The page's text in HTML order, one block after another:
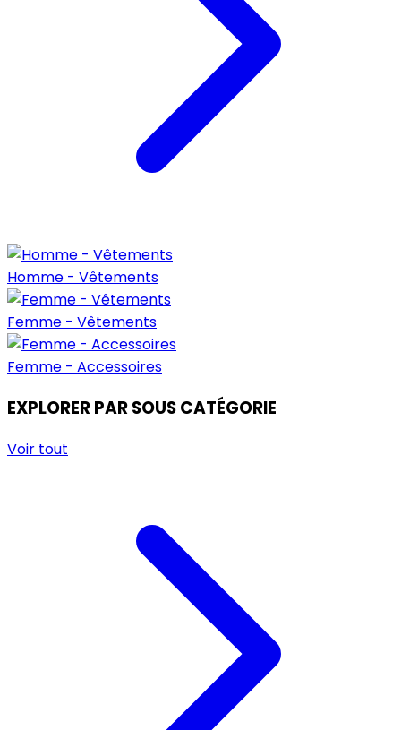
Homme - Vêtements
Femme - Vêtements
Femme - Accessoires
EXPLORER PAR SOUS CATÉGORIE
Voir tout